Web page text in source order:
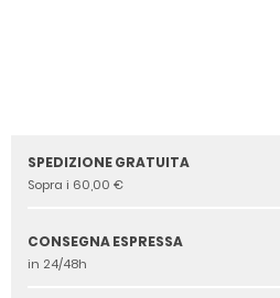
SPEDIZIONE GRATUITA
Sopra i 60,00 €
CONSEGNA ESPRESSA
in 24/48h